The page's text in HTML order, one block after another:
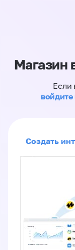
Магазин
Если
Создать